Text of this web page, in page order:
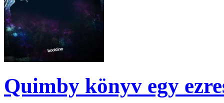
Quimby könyv egy